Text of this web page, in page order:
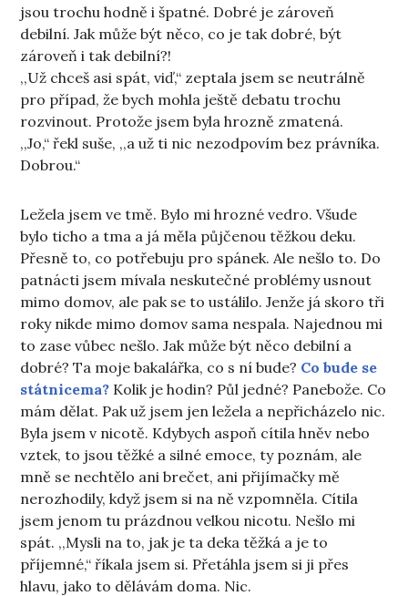
jsou trochu hodně i špatné. Dobré je zároveň
debilní. Jak může být něco, co je tak dobré, být
zároveň i tak debilní?!
,,Už chceš asi spát, viď,“ zeptala jsem se neutrálně
pro případ, že bych mohla ještě debatu trochu
rozvinout. Protože jsem byla hrozně zmatená.
,,Jo,“ řekl suše, ,,a už ti nic nezodpovím bez právníka.
Dobrou.“
Ležela jsem ve tmě. Bylo mi hrozné vedro. Všude
bylo ticho a tma a já měla půjčenou těžkou deku.
Přesně to, co potřebuju pro spánek. Ale nešlo to. Do
patnácti jsem mívala neskutečné problémy usnout
mimo domov, ale pak se to ustálilo. Jenže já skoro tři
roky nikde mimo domov sama nespala. Najednou mi
to zase vůbec nešlo. Jak může být něco debilní a
dobré? Ta moje bakalářka, co s ní bude? Co bude se
státnicema? Kolik je hodin? Půl jedné? Panebože. Co
mám dělat. Pak už jsem jen ležela a nepřicházelo nic.
Byla jsem v nicotě. Kdybych aspoň cítila hněv nebo
vztek, to jsou těžké a silné emoce, ty poznám, ale
mně se nechtělo ani brečet, ani přijímačky mě
nerozhodily, když jsem si na ně vzpomněla. Cítila
jsem jenom tu prázdnou velkou nicotu. Nešlo mi
spát. ,,Mysli na to, jak je ta deka těžká a je to
příjemné,“ říkala jsem si. Přetáhla jsem si ji přes
hlavu, jako to dělávám doma. Nic.